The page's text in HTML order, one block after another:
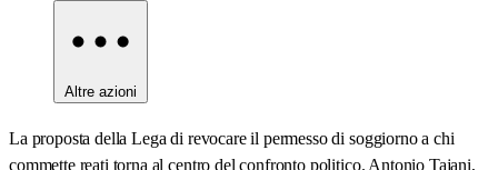
Altre azioni
La proposta della Lega di revocare il permesso di soggiorno a chi
commette reati torna al centro del confronto politico. Antonio Tajani,